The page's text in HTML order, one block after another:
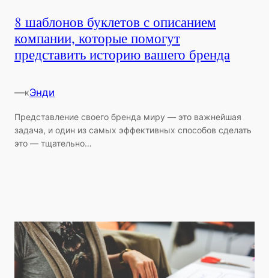
8 шаблонов буклетов с описанием
компании, которые помогут
представить историю вашего бренда
—кЭнди
Представление своего бренда миру — это важнейшая
задача, и один из самых эффективных способов сделать
это — тщательно…